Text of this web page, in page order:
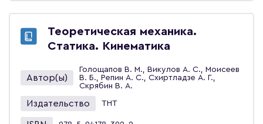
покрытий её деталей; пути обеспечения жёсткости,
прочности, точности, виброустойчивости, механизации
и автоматизации приспособлений различного
назначения; расчёты их на точность, прочность,
эффективность применения. Учебник предназначен для
студентов вузов, обучающихся по направлению
«Конструкторско-технологическое обеспечение
машиностроительных производств». Он может быть
полезен слушателям системы повышения квалификации
и переподготовки специалистов машино- и
Теоретическая механика.
Статика. Кинематика
Автор(ы)
Голощапов В. М., Викулов А. С., Моисеев
В. Б., Репин А. С., Схиртладзе А. Г.,
Скрябин В. А.
Издательство ТНТ